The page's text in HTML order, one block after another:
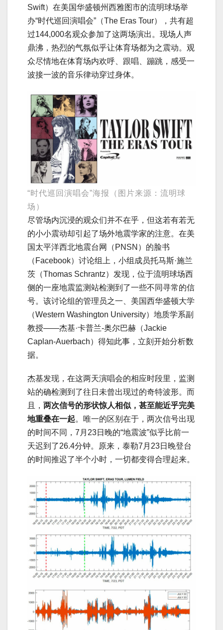
Swift）在美国华盛顿州西雅图市的流明球场举
办“时代巡回演唱会”（The Eras Tour），共有超
过144,000名观众参加了这两场演出。现场人声
鼎沸，热烈的气氛似乎让体育场都为之震动。观
众尽情地在体育场内欢呼、跟唱、蹦跳，感受一
波接一波的音乐律动穿过身体。
“时代巡回演唱会”海报（图片来源：流明球
场）
尽管场内沉浸的观众们并不在乎，但这若有若无
的小小震动却引起了场外地震学家的注意。在美
国太平洋西北地震台网（PNSN）的脸书
（Facebook）讨论组上，小组成员托马斯·施兰
茨（Thomas Schrantz）发现，位于流明球场西
侧的一座地震监测站检测到了一些不同寻常的信
号。该讨论组的管理员之一、美国西华盛顿大学
（Western Washington University）地质学系副
教授——杰基·卡普兰-奥尔巴赫（Jackie
Caplan-Auerbach）得知此事，立刻开始分析数
据。
杰基发现，在这两天演唱会的相应时段里，监测
站的确检测到了往日未曾出现过的奇特波形。而
且， 两次信号的形状惊人相似，甚至能近乎完美
地重叠在一起。唯一的区别在于，两次信号出现
的时间不同，7月23日晚的“地震波”似乎比前一
天迟到了26.4分钟。原来，泰勒7月23日晚登台
的时间推迟了半个小时，一切都变得合理起来。